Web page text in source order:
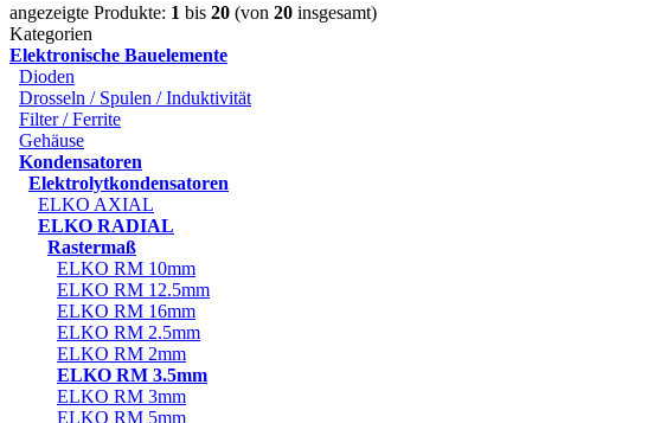
angezeigte Produkte: 1 bis 20 (von 20 insgesamt)
Kategorien
Elektronische Bauelemente
Dioden
Drosseln / Spulen / Induktivität
Filter / Ferrite
Gehäuse
Kondensatoren
Elektrolytkondensatoren
ELKO AXIAL
ELKO RADIAL
Rastermaß
ELKO RM 10mm
ELKO RM 12.5mm
ELKO RM 16mm
ELKO RM 2.5mm
ELKO RM 2mm
ELKO RM 3.5mm
ELKO RM 3mm
ELKO RM 5mm